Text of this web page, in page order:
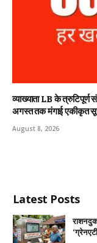
व्याख्याता LB के त्रुटिपूर्ण
अगस्त तक मंगाई एकीकृत
August 8, 2026
Latest Posts
राशन
‘ग्रेन